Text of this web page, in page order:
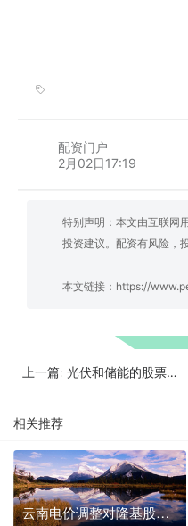
配资门户
2月02日17:19
特别声明：本文由互联网
投资建议。配资有风险，
本文链接： https://
上一篇: 光伏和储能的股票哪个好？无需过度质疑消纳
相关推荐
云南电价调整对隆基股份影响